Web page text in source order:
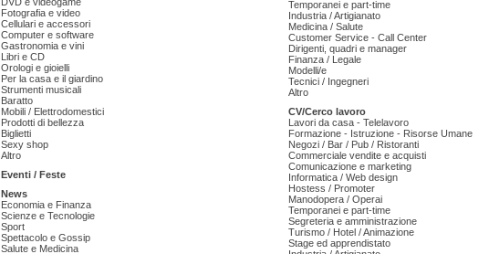
Fotografia e video
Cellulari e accessori
Computer e software
Gastronomia e vini
Libri e CD
Orologi e gioielli
Per la casa e il giardino
Strumenti musicali
Baratto
Mobili / Elettrodomestici
Prodotti di bellezza
Biglietti
Sexy shop
Altro
Eventi / Feste
News
Economia e Finanza
Scienze e Tecnologie
Sport
Spettacolo e Gossip
Salute e Medicina
Temporanei e part-time
Industria / Artigianato
Medicina / Salute
Customer Service - Call Center
Dirigenti, quadri e manager
Finanza / Legale
Modelli/e
Tecnici / Ingegneri
Altro
CV/Cerco lavoro
Lavori da casa - Telelavoro
Formazione - Istruzione - Risorse Umane
Negozi / Bar / Pub / Ristoranti
Commerciale vendite e acquisti
Comunicazione e marketing
Informatica / Web design
Hostess / Promoter
Manodopera / Operai
Temporanei e part-time
Segreteria e amministrazione
Turismo / Hotel / Animazione
Stage ed apprendistato